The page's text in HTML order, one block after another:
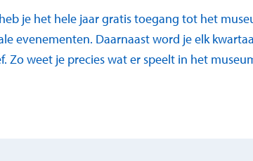
je het hele jaar gratis toegang tot het
evenementen. Daarnaast word je elk
Zo weet je precies wat er speelt in het